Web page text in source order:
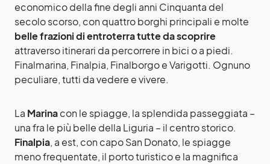
economico della fine degli anni Cinquanta del
secolo scorso, con quattro borghi principali e molte
belle frazioni di entroterra tutte da scoprire
attraverso itinerari da percorrere in bici o a piedi.
Finalmarina, Finalpia, Finalborgo e Varigotti. Ognuno
peculiare, tutti da vedere e vivere.
La Marinacon le spiagge, la splendida passeggiata –
una fra le più belle della Liguria – il centro storico.
Finalpia, a est, con capo San Donato, le spiagge
meno frequentate, il porto turistico e la magnifica